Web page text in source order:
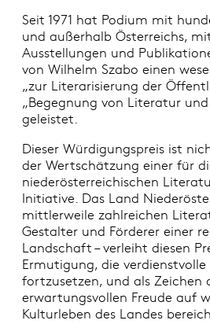
Seit 1971 hat Podium mit
und außerhalb Österreichs,
Ausstellungen und
von Wilhelm Szabo einen
„zur Literarisierung der
„Begegnung von Literatur
geleistet.
Dieser Würdigungspreis ist
der Wertschätzung einer für
niederösterreichischen
Initiative. Das Land
mittlerweile zahlreichen
Gestalter und Förderer einer
Landschaft – verleiht diesen
Ermutigung, die
fortzusetzen, und als Zeichen
erwartungsvollen Freude auf
Kulturleben des Landes